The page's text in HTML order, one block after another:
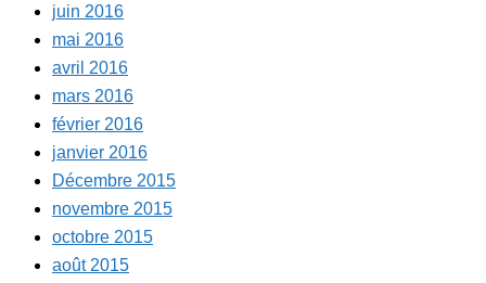
juin 2016
mai 2016
avril 2016
mars 2016
février 2016
janvier 2016
Décembre 2015
novembre 2015
octobre 2015
août 2015